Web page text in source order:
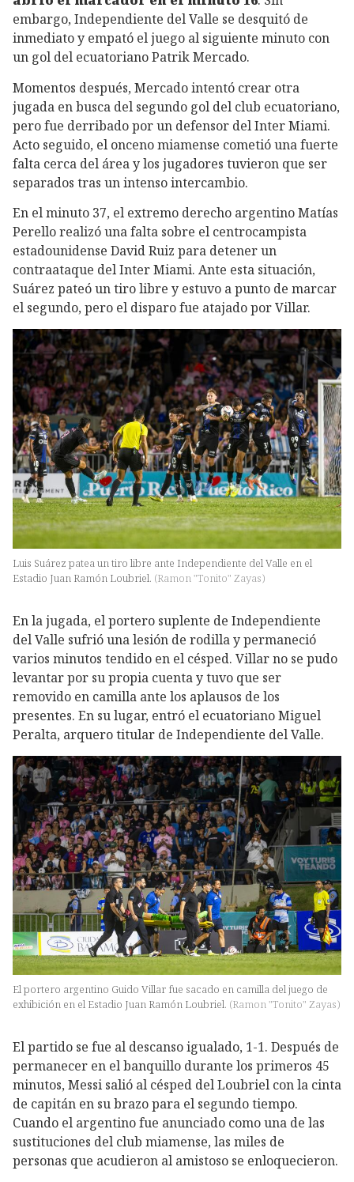
embargo, Independiente del Valle se desquitó de
inmediato y empató el juego al siguiente minuto con
un gol del ecuatoriano Patrik Mercado.
Momentos después, Mercado intentó crear otra
jugada en busca del segundo gol del club ecuatoriano,
pero fue derribado por un defensor del Inter Miami.
Acto seguido, el onceno miamense cometió una fuerte
falta cerca del área y los jugadores tuvieron que ser
separados tras un intenso intercambio.
En el minuto 37, el extremo derecho argentino Matías
Perello realizó una falta sobre el centrocampista
estadounidense David Ruiz para detener un
contraataque del Inter Miami. Ante esta situación,
Suárez pateó un tiro libre y estuvo a punto de marcar
el segundo, pero el disparo fue atajado por Villar.
Luis Suárez patea un tiro libre ante Independiente del Valle en el
Estadio Juan Ramón Loubriel. (Ramon "Tonito" Zayas)
En la jugada, el portero suplente de Independiente
del Valle sufrió una lesión de rodilla y permaneció
varios minutos tendido en el césped. Villar no se pudo
levantar por su propia cuenta y tuvo que ser
removido en camilla ante los aplausos de los
presentes. En su lugar, entró el ecuatoriano Miguel
Peralta, arquero titular de Independiente del Valle.
El portero argentino Guido Villar fue sacado en camilla del juego de
exhibición en el Estadio Juan Ramón Loubriel. (Ramon "Tonito" Zayas)
El partido se fue al descanso igualado, 1-1. Después de
permanecer en el banquillo durante los primeros 45
minutos, Messi salió al césped del Loubriel con la cinta
de capitán en su brazo para el segundo tiempo.
Cuando el argentino fue anunciado como una de las
sustituciones del club miamense, las miles de
personas que acudieron al amistoso se enloquecieron.